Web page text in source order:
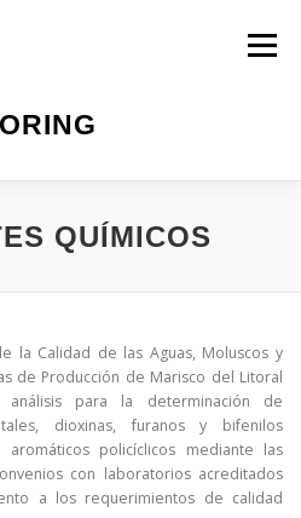
Menú
INFORMES
QUÍMICOS
la Calidad de las Aguas, Moluscos y
de Producción de Marisco del Litoral
análisis para la determinación de
dioxinas, furanos y bifenilos
policíclicos mediante las
con laboratorios acreditados
a los requerimientos de calidad